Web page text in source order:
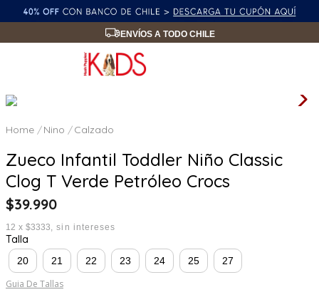
ENVÍOS A TODO CHILE
Nino Calzado
Zueco Infantil Toddler Niño Classic
Clog T Verde Petróleo Crocs
$39.990
12 x $3333 sin intereses
Talla
20 21 22 23 24 25 27
Guia De Tallas